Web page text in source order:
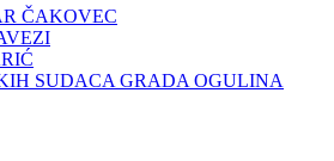
ČAKOVEC
SUDACA GRADA OGULINA